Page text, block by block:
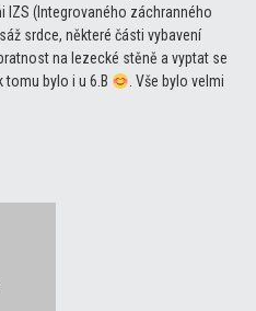
(Integrovaného záchranného
srdce, některé části vybavení
na lezecké stěně a vyptat se
tomu bylo i u 6.B
. Vše bylo velmi